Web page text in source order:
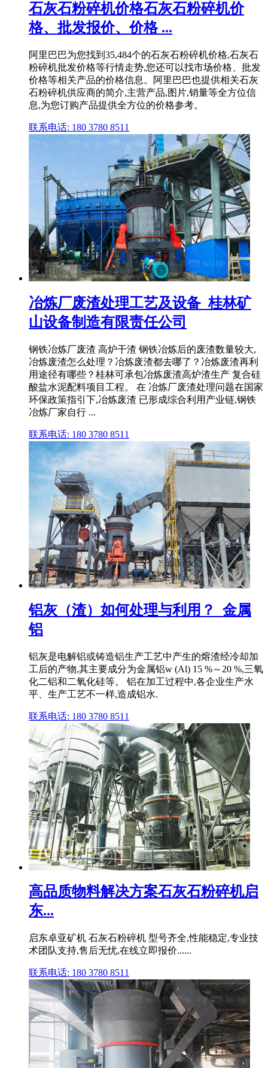
石灰石粉碎机价格石灰石粉碎机价
格、批发报价、价格 ...
阿里巴巴为您找到35,484个的石灰石粉碎机价格,石灰石
粉碎机批发价格等行情走势,您还可以找市场价格、批发
价格等相关产品的价格信息。阿里巴巴也提供相关石灰
石粉碎机供应商的简介,主营产品,图片,销量等全方位信
息,为您订购产品提供全方位的价格参考。
联系电话: 180 3780 8511
冶炼厂废渣处理工艺及设备_桂林矿
山设备制造有限责任公司
钢铁冶炼厂废渣 高炉干渣 钢铁冶炼后的废渣数量较大,
冶炼废渣怎么处理？冶炼废渣都去哪了？冶炼废渣再利
用途径有哪些？桂林可承包冶炼废渣高炉渣生产 复合硅
酸盐水泥配料项目工程。 在 冶炼厂废渣处理问题在国家
环保政策指引下,冶炼废渣 已形成综合利用产业链,钢铁
冶炼厂家自行 ...
联系电话: 180 3780 8511
铝灰（渣）如何处理与利用？_金属
铝
铝灰是电解铝或铸造铝生产工艺中产生的熔渣经冷却加
工后的产物,其主要成分为金属铝w (Al) 15 %～20 %,三氧
化二铝和二氧化硅等。 铝在加工过程中,各企业生产水
平、生产工艺不一样,造成铝水.
联系电话: 180 3780 8511
高品质物料解决方案石灰石粉碎机启
东...
启东卓亚矿机 石灰石粉碎机 型号齐全,性能稳定,专业技
术团队支持,售后无忧,在线立即报价......
联系电话: 180 3780 8511